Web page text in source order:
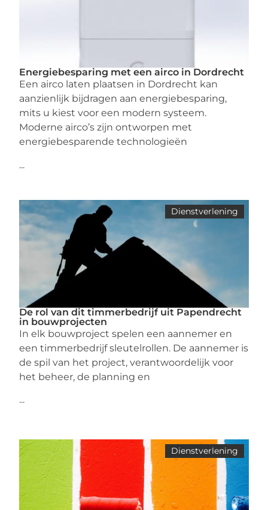
Energiebesparing met een airco in Dordrecht
Een airco laten plaatsen in Dordrecht kan
aanzienlijk bijdragen aan energiebesparing,
mits u kiest voor een modern systeem.
Moderne airco’s zijn ontworpen met
energiebesparende technologieën
...
Dienstverlening
De rol van dit timmerbedrijf uit Papendrecht
in bouwprojecten
In elk bouwproject spelen een aannemer en
een timmerbedrijf sleutelrollen. De aannemer is
de spil van het project, verantwoordelijk voor
het beheer, de planning en
...
Dienstverlening